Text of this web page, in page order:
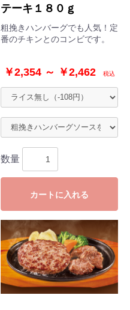
テーキ１８０ｇ
粗挽きハンバーグでも人気！定
番のチキンとのコンビです。
￥2,354 ～ ￥2,462 税込
数量
カートに入れる